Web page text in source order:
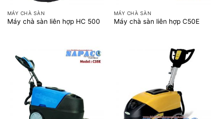
MÁY CHÀ SÀN
Máy chà sàn liên hợp HC 500
MÁY CHÀ SÀN
Máy chà sàn liên hợp C50E